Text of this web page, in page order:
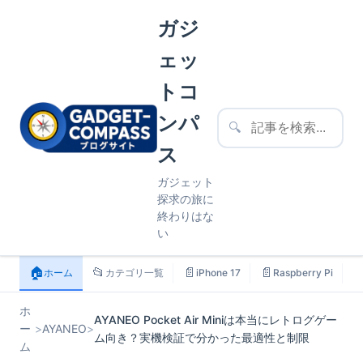
ガジ
ェッ
トコ
ンパ
ス
ガジェット
探求の旅に
終わりはな
い
🔍
🏠ホーム 📂 カテゴリ一覧 📄 iPhone 17 📄 Raspberry Pi
ホ
ー
ム
>AYANEO>
AYANEO Pocket Air Miniは本当にレトログゲー
ム向き？実機検証で分かった最適性と制限